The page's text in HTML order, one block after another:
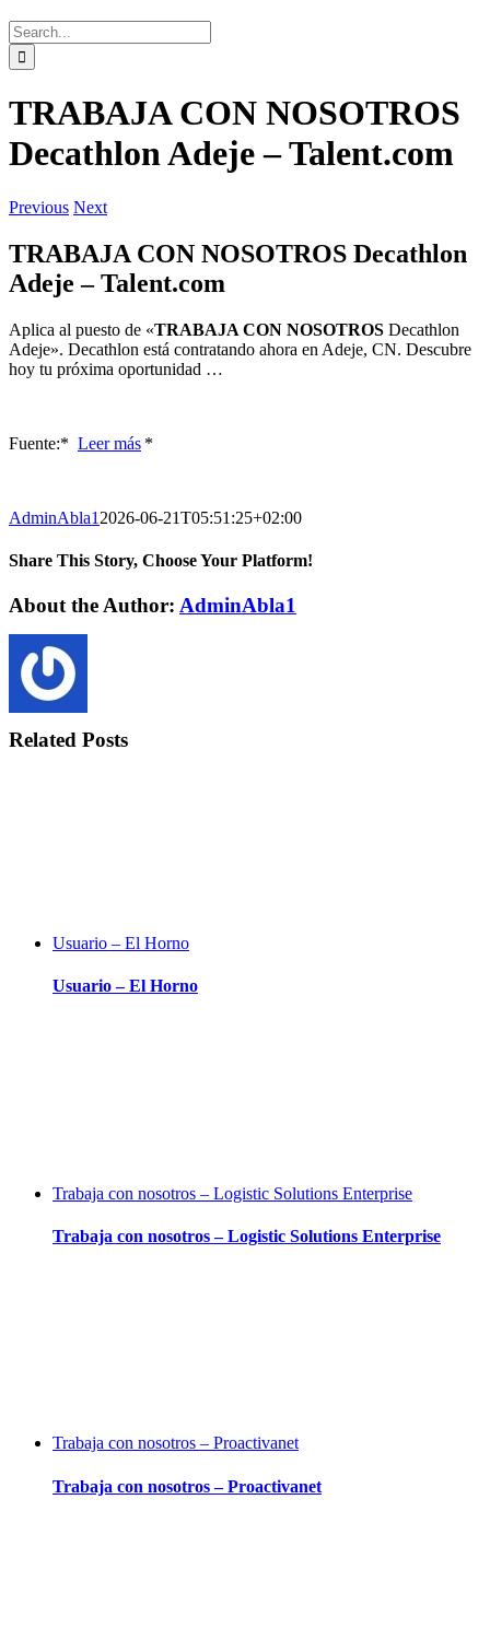
Search
for:
TRABAJA CON NOSOTROS
Decathlon Adeje – Talent.com
Previous Next
TRABAJA CON NOSOTROS Decathlon
Adeje – Talent.com
Aplica al puesto de «TRABAJA CON NOSOTROS Decathlon
Adeje». Decathlon está contratando ahora en Adeje, CN. Descubre
hoy tu próxima oportunidad …
Fuente:* ​ Leer más *
AdminAbla1 2026-06-21T05:51:25+02:00
Share This Story, Choose Your Platform!
Facebook
Twitter
LinkedIn
Reddit
WhatsApp
Tumblr
Pinterest
Vk
Xing
Email
About the Author: AdminAbla1
Related Posts
Usuario – El Horno
Usuario – El Horno
Trabaja con nosotros – Logistic Solutions Enterprise
Trabaja con nosotros – Logistic Solutions Enterprise
Trabaja con nosotros – Proactivanet
Trabaja con nosotros – Proactivanet